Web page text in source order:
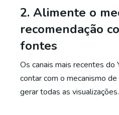
2. Alimente o
recomendação
fontes
Os canais mais recentes do
contar com o mecanismo
gerar todas as visualizações.